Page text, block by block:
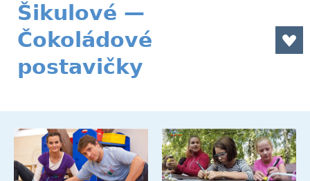
Šikulové —
Čokoládové
postavičky